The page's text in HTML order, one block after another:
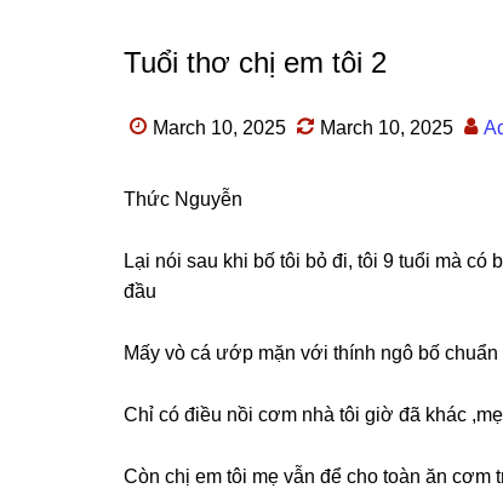
Tuổi thơ chị em tôi 2
March 10, 2025 March 10, 2025
Thức Nguyễn
Lại nói ѕau khi bố tôi bỏ đi, tôi 9 tuổi mà
đầu
Mấy vò cá ướp mặn với thính ngô bố
Chỉ có điều nồi cơm nhà tôi ɡiờ đã khác
Còn chị em tôi mẹ vẫn để cho toàn ăn cơm